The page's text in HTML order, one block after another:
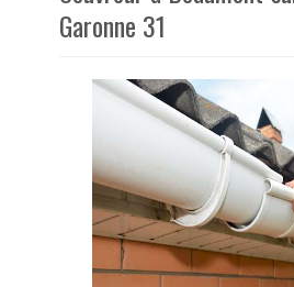
Garonne 31